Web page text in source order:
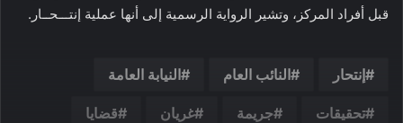
قبل أفراد المركز، وتشير الرواية الرسمية إلى أنها عملية إنتـــحــار.
إنتحار النائب العام النيابة العامة
تحقيقات جريمة غريان قضايا